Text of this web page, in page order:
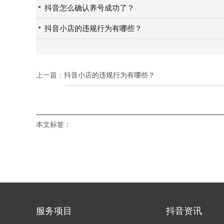
抖音怎么确认养号成功了？
抖音小店的违规行为有哪些？
上一篇： 抖音小店的违规行为有哪些？
本文标签：
服务项目 抖音资讯